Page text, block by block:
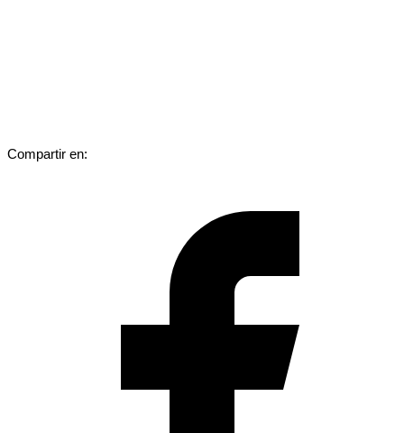
Compartir en: